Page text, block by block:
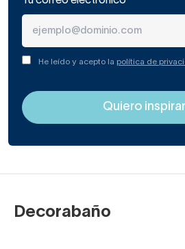
He leído y acepto la política de
Decorabaño